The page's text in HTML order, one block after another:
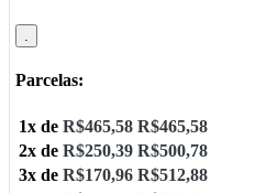
Parcelas:
1x de R$465,58 R$465,58
2x de R$250,39 R$500,78
3x de R$170,96 R$512,88